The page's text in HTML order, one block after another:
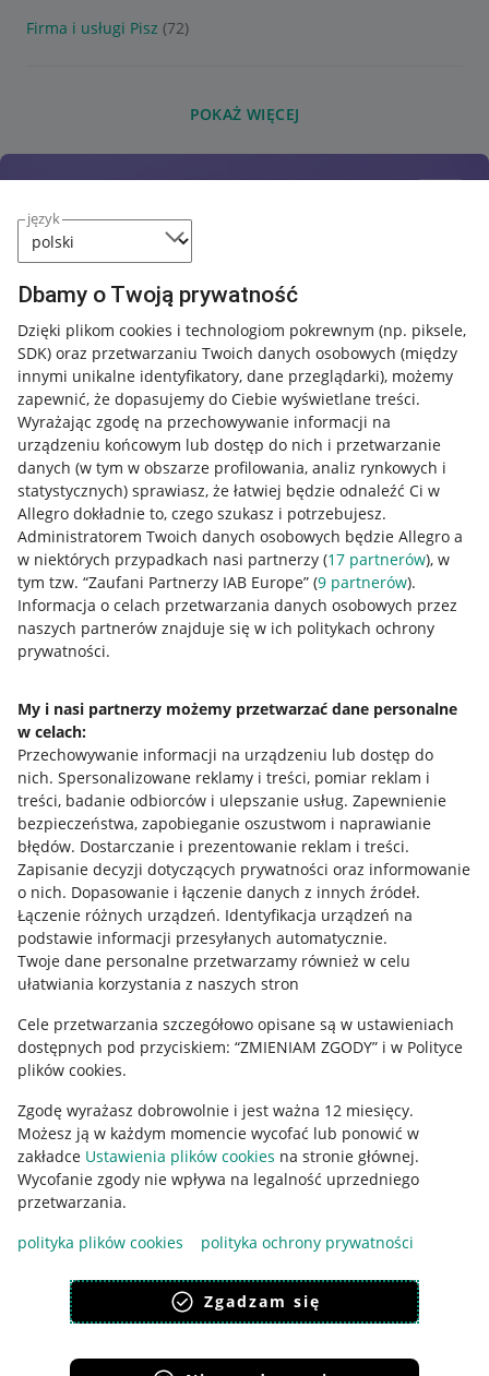
język
Dbamy o Twoją prywatność
Dzięki plikom cookies i technologiom pokrewnym (np. piksele,
SDK) oraz przetwarzaniu Twoich danych osobowych (między
innymi unikalne identyfikatory, dane przeglądarki), możemy
zapewnić, że dopasujemy do Ciebie wyświetlane treści.
Wyrażając zgodę na przechowywanie informacji na
urządzeniu końcowym lub dostęp do nich i przetwarzanie
danych (w tym w obszarze profilowania, analiz rynkowych i
statystycznych) sprawiasz, że łatwiej będzie odnaleźć Ci w
Allegro dokładnie to, czego szukasz i potrzebujesz.
Administratorem Twoich danych osobowych będzie Allegro a
w niektórych przypadkach nasi partnerzy (17 partnerów), w
tym tzw. “Zaufani Partnerzy IAB Europe” (9 partnerów).
Informacja o celach przetwarzania danych osobowych przez
naszych partnerów znajduje się w ich politykach ochrony
prywatności.
My i nasi partnerzy możemy przetwarzać dane personalne
w celach:
Przechowywanie informacji na urządzeniu lub dostęp do
nich. Spersonalizowane reklamy i treści, pomiar reklam i
treści, badanie odbiorców i ulepszanie usług. Zapewnienie
bezpieczeństwa, zapobieganie oszustwom i naprawianie
błędów. Dostarczanie i prezentowanie reklam i treści.
Zapisanie decyzji dotyczących prywatności oraz informowanie
o nich. Dopasowanie i łączenie danych z innych źródeł.
Łączenie różnych urządzeń. Identyfikacja urządzeń na
podstawie informacji przesyłanych automatycznie.
Twoje dane personalne przetwarzamy również w celu
ułatwiania korzystania z naszych stron
Cele przetwarzania szczegółowo opisane są w ustawieniach
dostępnych pod przyciskiem: “ZMIENIAM ZGODY” i w Polityce
plików cookies.
Zgodę wyrażasz dobrowolnie i jest ważna 12 miesięcy.
Możesz ją w każdym momencie wycofać lub ponowić w
zakładce Ustawienia plików cookies na stronie głównej.
Wycofanie zgody nie wpływa na legalność uprzedniego
przetwarzania.
polityka plików cookies
polityka ochrony prywatności
Zgadzam się
Firma i usługi Pisz (72)
POKAŻ WIĘCEJ
Przydatne informacje
Jak to działa
Allegro Gadane dla sprzedających
Allegro Gadane dla kupujących
Mapa miejscowości
Informacje prawne
Regulamin
Polityka plików "cookies"
Ustawienia plików "cookies"
Udostępnianie lokalizacji
Informacje dla Aktu o Usługach Cyfrowych
Pobierz aplikację